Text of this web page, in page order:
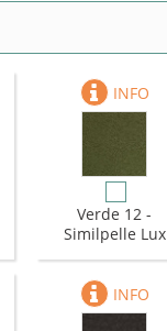
Verde 12 -
Similpelle Lux